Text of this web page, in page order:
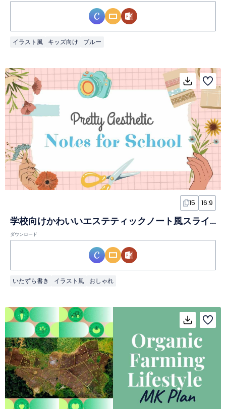
イラスト風 キッズ向け ブルー
15 16:9
学校向けかわいいエステティックノート風スライド
ダウンロード
いたずら書き イラスト風 おしゃれ